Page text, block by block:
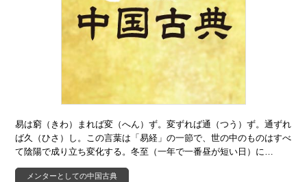
易は窮（きわ）まれば変（へん）ず。変ずれば通（つう）ず。通ずれ
ば久（ひさ）し。この言葉は「易経」の一節で、世の中のものはすべ
て陰陽で成り立ち変化する。冬至（一年で一番昼が短い日）に…
メンターとしての中国古典